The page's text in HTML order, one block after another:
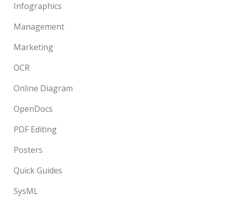
Infographics
Management
Marketing
OCR
Online Diagram
OpenDocs
PDF Editing
Posters
Quick Guides
SysML